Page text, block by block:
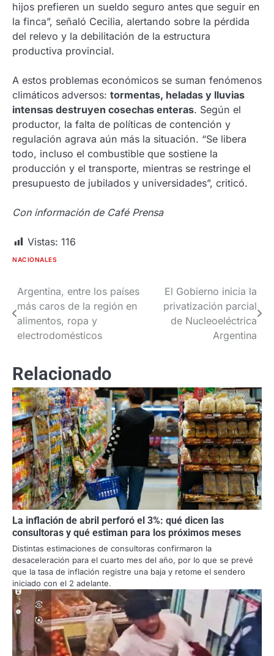
hijos prefieren un sueldo seguro antes que seguir en
la finca”, señaló Cecilia, alertando sobre la pérdida
del relevo y la debilitación de la estructura
productiva provincial.
A estos problemas económicos se suman fenómenos
climáticos adversos: tormentas, heladas y lluvias
intensas destruyen cosechas enteras. Según el
productor, la falta de políticas de contención y
regulación agrava aún más la situación. “Se libera
todo, incluso el combustible que sostiene la
producción y el transporte, mientras se restringe el
presupuesto de jubilados y universidades”, criticó.
Con información de Café Prensa
Vistas: 116
NACIONALES
Navegación
de
entradas
Argentina, entre los países
más caros de la región en
alimentos, ropa y
electrodomésticos
El Gobierno inicia la
privatización parcial
de Nucleoeléctrica
Argentina
Relacionado
La inflación de abril perforó el 3%: qué dicen las
consultoras y qué estiman para los próximos meses
Distintas estimaciones de consultoras confirmaron la
desaceleración para el cuarto mes del año, por lo que se prevé
que la tasa de inflación registre una baja y retome el sendero
iniciado con el 2 adelante.